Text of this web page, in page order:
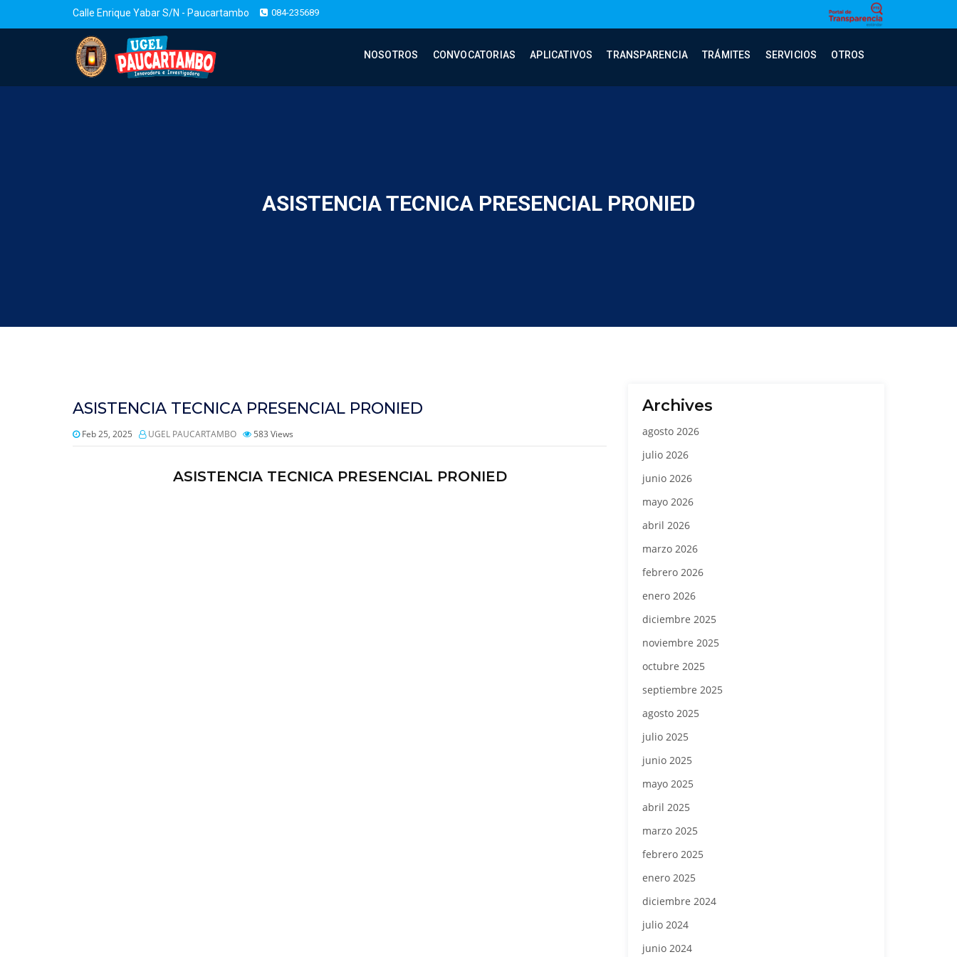
Calle Enrique Yabar S/N - Paucartambo 084-235689
NOSOTROS CONVOCATORIAS APLICATIVOS TRANSPARENCIA TRÁMITES SERVICIOS OTROS
ASISTENCIA TECNICA PRESENCIAL PRONIED
ASISTENCIA TECNICA PRESENCIAL PRONIED
Feb 25, 2025 UGEL PAUCARTAMBO 583 Views
ASISTENCIA TECNICA PRESENCIAL PRONIED
Archives
agosto 2026
julio 2026
junio 2026
mayo 2026
abril 2026
marzo 2026
febrero 2026
enero 2026
diciembre 2025
noviembre 2025
octubre 2025
septiembre 2025
agosto 2025
julio 2025
junio 2025
mayo 2025
abril 2025
marzo 2025
febrero 2025
enero 2025
diciembre 2024
julio 2024
junio 2024